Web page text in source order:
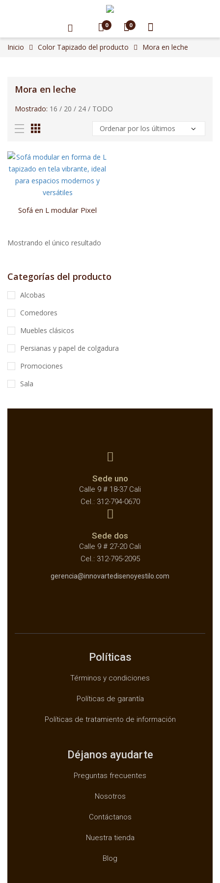
0 0
Inicio Color Tapizado del producto Mora en leche
Mora en leche
Mostrado: 16 / 20 / 24 / TODO
Sofá en L modular Pixel
Mostrando el único resultado
Categorías del producto
Alcobas
Comedores
Muebles clásicos
Persianas y papel de colgadura
Promociones
Sala
Sede uno
Calle 9 # 18-37 Cali
Cel.: 312-794-0670
Sede dos
Calle 9 # 27-20 Cali
Cel.: 312-795-2095
gerencia@innovartedisenoyestilo.com
Políticas
Términos y condiciones
Políticas de garantía
Políticas de tratamiento de información
Déjanos ayudarte
Preguntas frecuentes
Nosotros
Contáctanos
Nuestra tienda
Blog